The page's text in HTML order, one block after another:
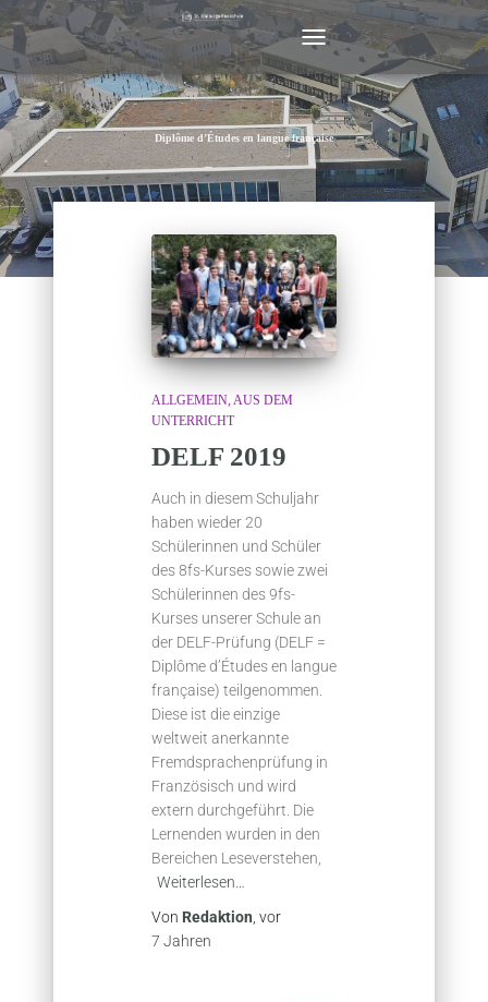
NAVIGATION
UMSCHALTEN
Diplôme d’Études en langue française
ALLGEMEIN AUS DEM
UNTERRICHT
DELF 2019
Auch in diesem Schuljahr
haben wieder 20
Schülerinnen und Schüler
des 8fs-Kurses sowie zwei
Schülerinnen des 9fs-
Kurses unserer Schule an
der DELF-Prüfung (DELF =
Diplôme d’Études en langue
française) teilgenommen.
Diese ist die einzige
weltweit anerkannte
Fremdsprachenprüfung in
Französisch und wird
extern durchgeführt. Die
Lernenden wurden in den
Bereichen Leseverstehen,
Weiterlesen…
Von Redaktion, vor
7 Jahren